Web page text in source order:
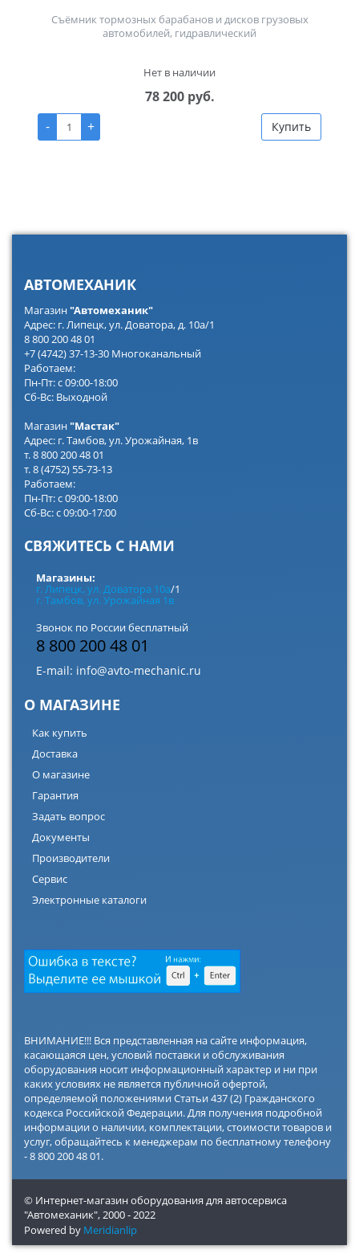
Съёмник тормозных барабанов и дисков грузовых
автомобилей, гидравлический
Нет в наличии
78 200 руб.
-
+ Купить
АВТОМЕХАНИК
Магазин"Автомеханик"
Адрес: г. Липецк, ул. Доватора, д. 10а/1
8 800 200 48 01
+7 (4742) 37-13-30 Многоканальный
Работаем:
Пн-Пт: с 09:00-18:00
Сб-Вс: Выходной
Магазин"Мастак"
Адрес: г. Тамбов, ул. Урожайная, 1в
т. 8 800 200 48 01
т. 8 (4752) 55-73-13
Работаем:
Пн-Пт: с 09:00-18:00
Сб-Вс: с 09:00-17:00
СВЯЖИТЕСЬ С НАМИ
Магазины:
г. Липецк, ул. Доватора 10а/1
г. Тамбов, ул. Урожайная 1в
Звонок по России бесплатный
8 800 200 48 01
E-mail: info@avto-mechanic.ru
О МАГАЗИНЕ
Как купить
Доставка
О магазине
Гарантия
Задать вопрос
Документы
Производители
Сервис
Электронные каталоги
ВНИМАНИЕ!!! Вся представленная на сайте информация,
касающаяся цен, условий поставки и обслуживания
оборудования носит информационный характер и ни при
каких условиях не является публичной офертой,
определяемой положениями Статьи 437 (2) Гражданского
кодекса Российской Федерации. Для получения подробной
информации о наличии, комплектации, стоимости товаров и
услуг, обращайтесь к менеджерам по бесплатному телефону
- 8 800 200 48 01.
© Интернет-магазин оборудования для автосервиса
"Автомеханик",2000 - 2022
Powered by Meridianlip